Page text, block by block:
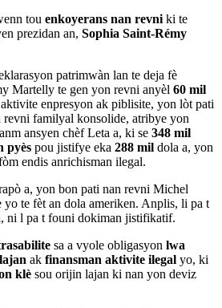
tou enkoyerans nan revniki te
prezidan an, Sophia Saint-Rémy
patrimwàn lan te deja fè
Martelly te gen yon revni anyèl 60 mil
enpresyon ak piblisite, yon lòt pati
revni familyal konsolide, atribye yon
ansyen chèf Leta a, ki se 348 mil
pyès pou jistifye eka 288 mil dola a, yon
endis anrichisman ilegal.
a, yon bon pati nan revni Michel
yo te fèt an dola ameriken. Anplis, li pa t
ni l pa t founi dokiman jistifikatif.
sa a vyole obligasyon lwa
ak finansman aktivite ilegal yo, ki
klè sou orijin lajan ki nan yon deviz